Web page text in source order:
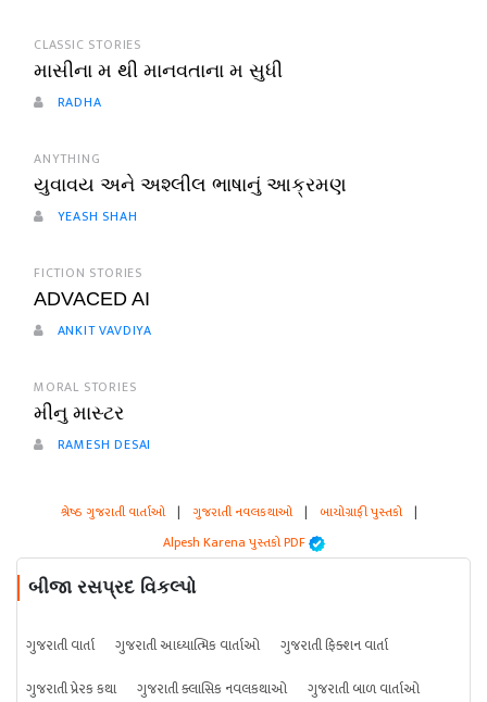
CLASSIC STORIES
માસીના મ થી માનવતાના મ સુધી
RADHA
ANYTHING
યુવાવય અને અશ્લીલ ભાષાનું આક્રમણ
YEASH SHAH
FICTION STORIES
ADVACED AI
ANKIT VAVDIYA
MORAL STORIES
મીનુ માસ્ટર
RAMESH DESAI
શ્રેષ્ઠ ગુજરાતી વાર્તાઓ | ગુજરાતી નવલકથાઓ | બાયોગ્રાફી પુસ્તકો |
Alpesh Karena પુસ્તકો PDF
બીજા રસપ્રદ વિકલ્પો
ગુજરાતી વાર્તા ગુજરાતી આધ્યાત્મિક વાર્તાઓ
ગુજરાતી ફિક્શન વાર્તા
ગુજરાતી પ્રેરક કથા
ગુજરાતી ક્લાસિક નવલકથાઓ
ગુજરાતી બાળ વાર્તાઓ